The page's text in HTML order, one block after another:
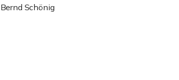
Bernd Schönig